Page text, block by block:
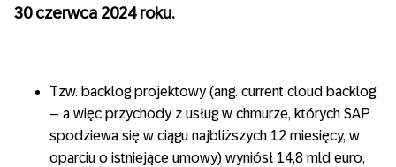
30 czerwca 2024 roku.
Tzw. backlog projektowy (ang. current cloud backlog
– a więc przychody z usług w chmurze, których SAP
spodziewa się w ciągu najbliższych 12 miesięcy, w
oparciu o istniejące umowy) wyniósł 14,8 mld euro,